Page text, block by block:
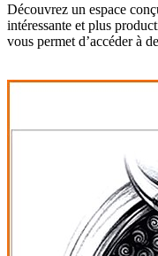
Découvrez un espace
intéressante et plus
vous permet d’accéder à